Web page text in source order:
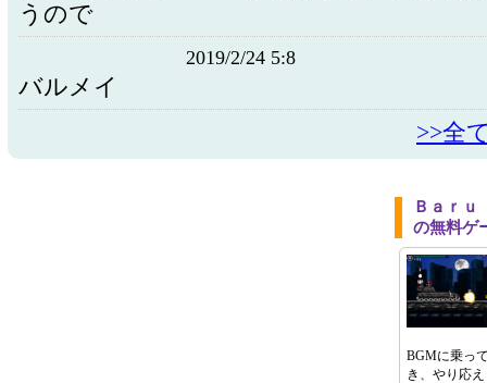
うので
2019/2/24 5:8
バルメイ
>>全
Ｂａｒ
の無料ゲ
BGMに乗っ
き、やり応